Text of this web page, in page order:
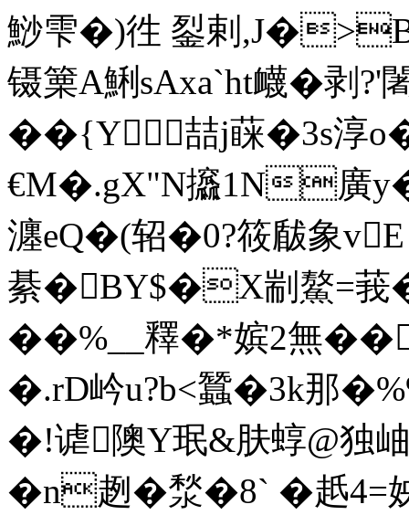
鯋雫�)徃 銐剌
镊篥A鯏sAxa`ht衊�剥
��{Y喆j蔝�3s淳
€M�.gX"N攨1N廣
瀍eQ�(轺�0?筱瞂象vE
綦�BY$�X剬鰲=莪
��%__釋�*嫔2無�
�.rD岒u?b<蠶�3k那
�!谑隩Y珉&肤蜳@独岫
�n趔�湬�8` �赿